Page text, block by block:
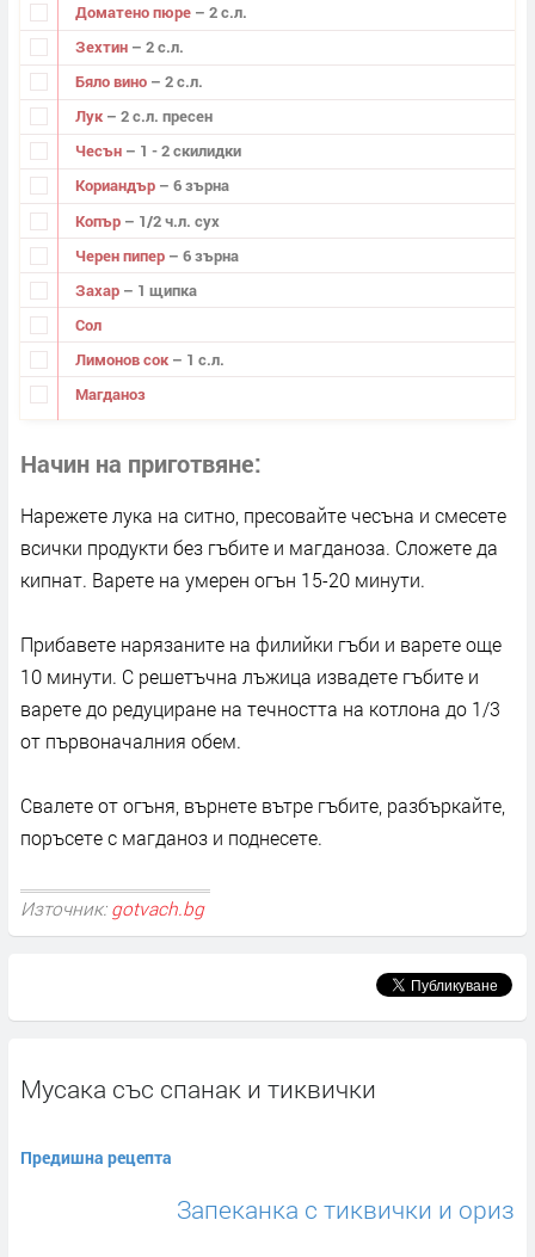
Доматено пюре – 2 с.л.
Зехтин – 2 с.л.
Бяло вино – 2 с.л.
Лук – 2 с.л. пресен
Чесън – 1 - 2 скилидки
Кориандър – 6 зърна
Копър – 1/2 ч.л. сух
Черен пипер – 6 зърна
Захар – 1 щипка
Сол
Лимонов сок – 1 с.л.
Магданоз
Начин на приготвяне
Нарежете лука на ситно, пресовайте чесъна и смесете
всички продукти без гъбите и магданоза. Сложете да
кипнат. Варете на умерен огън 15-20 минути.
Прибавете нарязаните на филийки гъби и варете още
10 минути. С решетъчна лъжица извадете гъбите и
варете до редуциране на течността на котлона до 1/3
от първоначалния обем.
Свалете от огъня, върнете вътре гъбите, разбъркайте,
поръсете с магданоз и поднесете.
Източник: gotvach.bg
Мусака със спанак и тиквички
Предишна рецепта
Запеканка с тиквички и ориз